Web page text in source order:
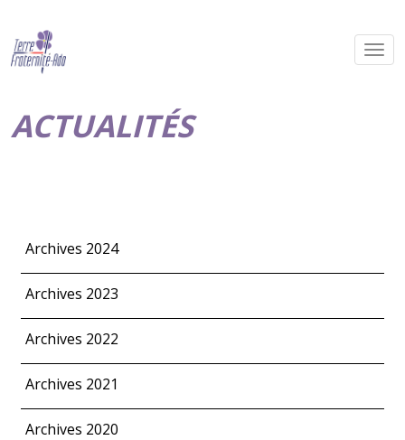
ACTUALITÉS
Archives 2024
Archives 2023
Archives 2022
Archives 2021
Archives 2020